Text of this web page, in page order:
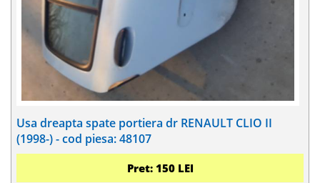
Usa dreapta spate portiera dr RENAULT CLIO II
(1998-) - cod piesa: 48107
Pret: 150 LEI